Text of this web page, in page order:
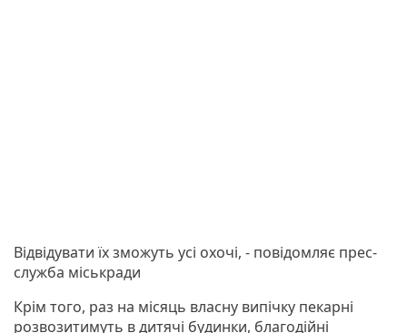
Відвідувати їх зможуть усі охочі, - повідомляє прес-
служба міськради
Крім того, раз на місяць власну випічку пекарні
розвозитимуть в дитячі будинки, благодійні